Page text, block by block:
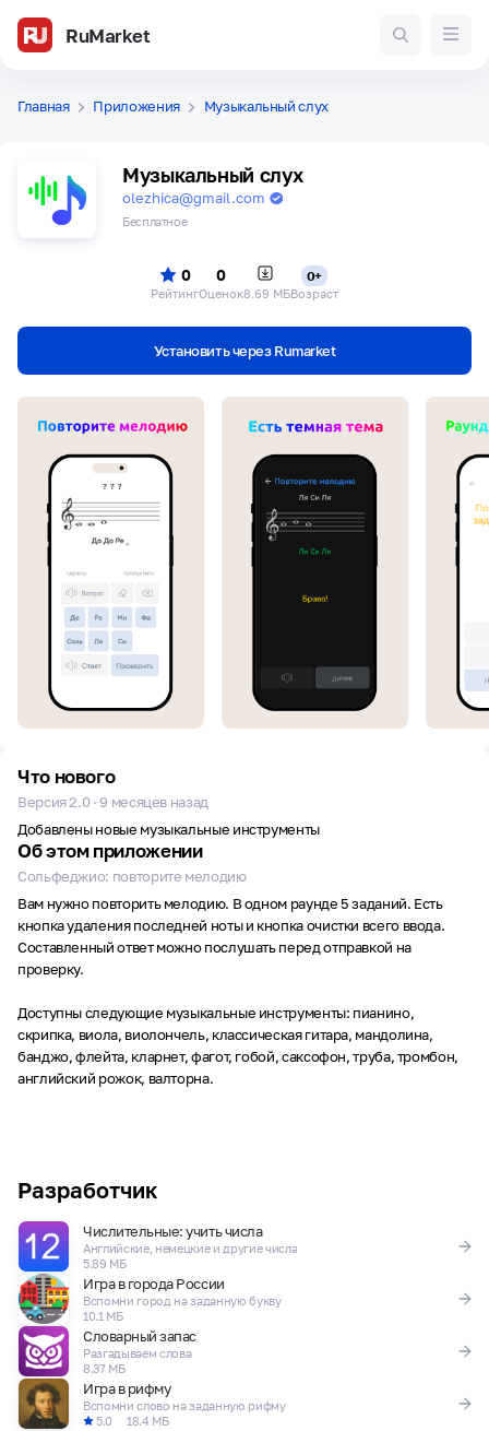
RuMarket
Главная Приложения Музыкальный слух
Музыкальный слух
olezhica@gmail.com
Бесплатное
0
Рейтинг
0
Оценок8.69 МБ
0+
Возраст
Установить через Rumarket
Что нового
Версия 2.0 · 9 месяцев назад
Добавлены новые музыкальные инструменты
Об этом приложении
Сольфеджио: повторите мелодию
Вам нужно повторить мелодию. В одном раунде 5 заданий. Есть
кнопка удаления последней ноты и кнопка очистки всего ввода.
Составленный ответ можно послушать перед отправкой на
проверку.
Доступны следующие музыкальные инструменты: пианино,
скрипка, виола, виолончель, классическая гитара, мандолина,
банджо, флейта, кларнет, фагот, гобой, саксофон, труба, тромбон,
английский рожок, валторна.
Разработчик
Числительные: учить числа
Английские, немецкие и другие числа
5.89 МБ
Игра в города России
Вспомни город на заданную букву
10.1 МБ
Словарный запас
Разгадываем слова
8.37 МБ
Игра в рифму
Вспомни слово на заданную рифму
5.0
18.4 МБ